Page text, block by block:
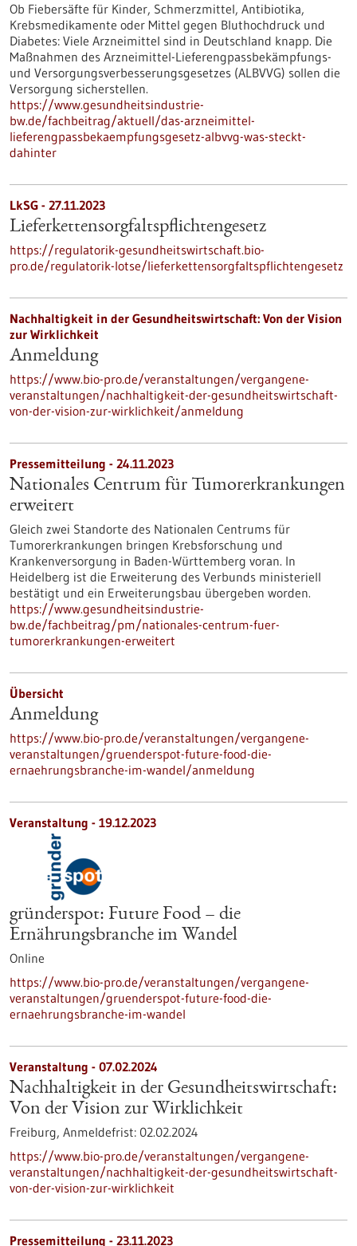
Ob Fiebersäfte für Kinder, Schmerzmittel, Antibiotika,
Krebsmedikamente oder Mittel gegen Bluthochdruck und
Diabetes: Viele Arzneimittel sind in Deutschland knapp. Die
Maßnahmen des Arzneimittel-Lieferengpassbekämpfungs-
und Versorgungsverbesserungsgesetzes (ALBVVG) sollen die
Versorgung sicherstellen.
https://www.gesundheitsindustrie-
bw.de/fachbeitrag/aktuell/das-arzneimittel-
lieferengpassbekaempfungsgesetz-albvvg-was-steckt-
dahinter
LkSG - 27.11.2023
Lieferkettensorgfaltspflichtengesetz
https://regulatorik-gesundheitswirtschaft.bio-
pro.de/regulatorik-lotse/lieferkettensorgfaltspflichtengesetz
Nachhaltigkeit in der Gesundheitswirtschaft: Von der Vision
zur Wirklichkeit
Anmeldung
https://www.bio-pro.de/veranstaltungen/vergangene-
veranstaltungen/nachhaltigkeit-der-gesundheitswirtschaft-
von-der-vision-zur-wirklichkeit/anmeldung
Pressemitteilung - 24.11.2023
Nationales Centrum für Tumorerkrankungen
erweitert
Gleich zwei Standorte des Nationalen Centrums für
Tumorerkrankungen bringen Krebsforschung und
Krankenversorgung in Baden-Württemberg voran. In
Heidelberg ist die Erweiterung des Verbunds ministeriell
bestätigt und ein Erweiterungsbau übergeben worden.
https://www.gesundheitsindustrie-
bw.de/fachbeitrag/pm/nationales-centrum-fuer-
tumorerkrankungen-erweitert
Übersicht
Anmeldung
https://www.bio-pro.de/veranstaltungen/vergangene-
veranstaltungen/gruenderspot-future-food-die-
ernaehrungsbranche-im-wandel/anmeldung
Veranstaltung - 19.12.2023
gründerspot: Future Food – die
Ernährungsbranche im Wandel
Online
https://www.bio-pro.de/veranstaltungen/vergangene-
veranstaltungen/gruenderspot-future-food-die-
ernaehrungsbranche-im-wandel
Veranstaltung - 07.02.2024
Nachhaltigkeit in der Gesundheitswirtschaft:
Von der Vision zur Wirklichkeit
Freiburg, Anmeldefrist: 02.02.2024
https://www.bio-pro.de/veranstaltungen/vergangene-
veranstaltungen/nachhaltigkeit-der-gesundheitswirtschaft-
von-der-vision-zur-wirklichkeit
Pressemitteilung - 23.11.2023